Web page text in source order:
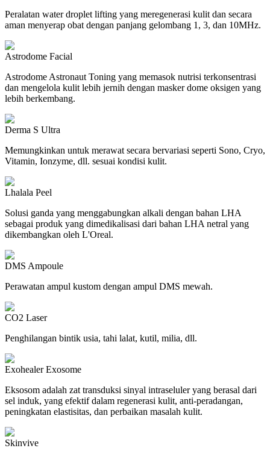
Peralatan water droplet lifting yang meregenerasi kulit dan secara
aman menyerap obat dengan panjang gelombang 1, 3, dan 10MHz.
Astrodome Facial
Astrodome Astronaut Toning yang memasok nutrisi terkonsentrasi
dan mengelola kulit lebih jernih dengan masker dome oksigen yang
lebih berkembang.
Derma S Ultra
Memungkinkan untuk merawat secara bervariasi seperti Sono, Cryo,
Vitamin, Ionzyme, dll. sesuai kondisi kulit.
Lhalala Peel
Solusi ganda yang menggabungkan alkali dengan bahan LHA
sebagai produk yang dimedikalisasi dari bahan LHA netral yang
dikembangkan oleh L'Oreal.
DMS Ampoule
Perawatan ampul kustom dengan ampul DMS mewah.
CO2 Laser
Penghilangan bintik usia, tahi lalat, kutil, milia, dll.
Exohealer Exosome
Eksosom adalah zat transduksi sinyal intraseluler yang berasal dari
sel induk, yang efektif dalam regenerasi kulit, anti-peradangan,
peningkatan elastisitas, dan perbaikan masalah kulit.
Skinvive